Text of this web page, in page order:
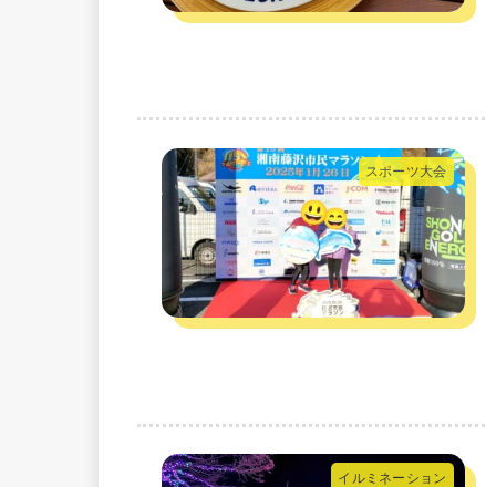
スポーツ大会
イルミネーション